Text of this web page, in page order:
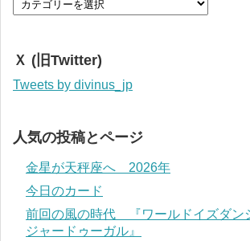
Ｘ (旧Twitter)
Tweets by divinus_jp
人気の投稿とページ
金星が天秤座へ 2026年
今日のカード
前回の風の時代 『ワールドイズダン
ジャードゥーガル』